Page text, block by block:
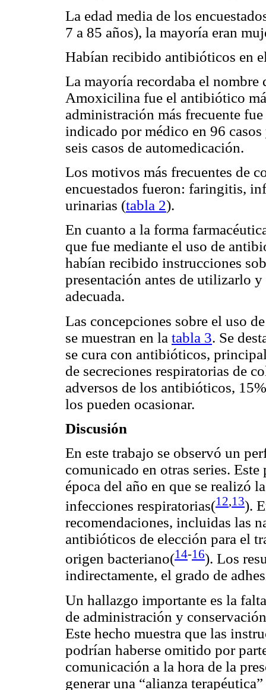
La edad media de los
7 a 85 años), la mayoría eran
Habían recibido antibióticos en
La mayoría recordaba el
Amoxicilina fue el antibiótico
administración más frecuente
indicado por médico en 96
seis casos de automedicación.
Los motivos más frecuentes de
encuestados fueron: faringitis,
urinarias (tabla 2).
En cuanto a la forma
que fue mediante el uso de
habían recibido instrucciones
presentación antes de utilizarlo
adecuada.
Las concepciones sobre el uso
se muestran en la tabla 3. Se
se cura con antibióticos,
de secreciones respiratorias de
adversos de los antibióticos,
los pueden ocasionar.
Discusión
En este trabajo se observó un
comunicado en otras series.
época del año en que se realizó
infecciones respiratorias(12,13).
recomendaciones, incluidas las
antibióticos de elección para el
origen bacteriano(14-16). Los
indirectamente, el grado de
Un hallazgo importante es la
de administración y
Este hecho muestra que las
podrían haberse omitido por
comunicación a la hora de la
generar una “alianza